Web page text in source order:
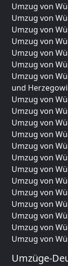
Umzug von
Umzug von
Umzug von
Umzug von
Umzug von
Umzug von
Umzug von
und
Umzug von
Umzug von
Umzug von
Umzug von
Umzug von
Umzug von
Umzug von
Umzug von
Umzug von
Umzug von
Umzug von
Umzug von
Umzug von
Umzüge-